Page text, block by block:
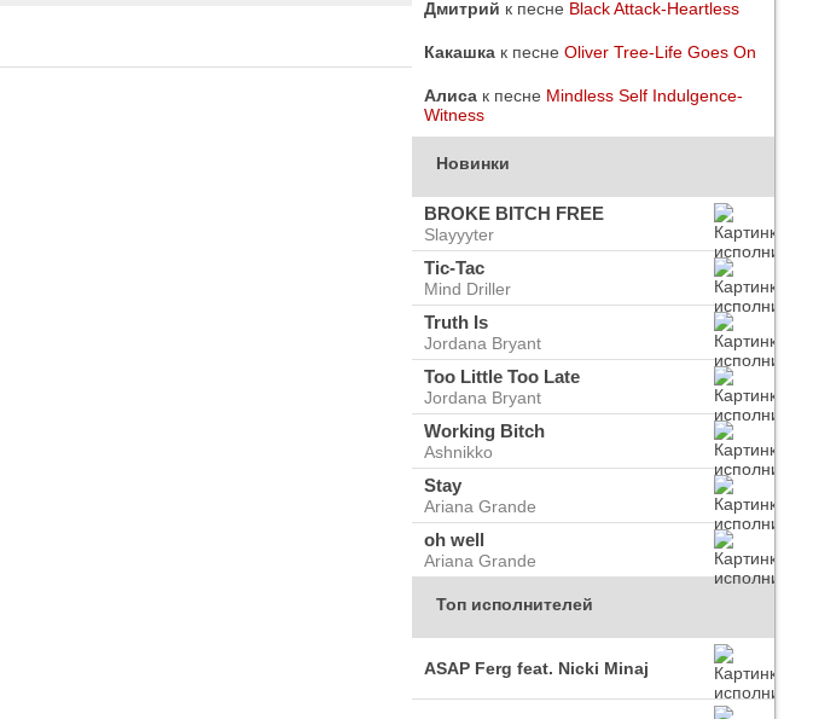
Дмитрий к песне Black Attack-Heartless
Какашка к песне Oliver Tree-Life Goes On
Алиса к песне Mindless Self Indulgence-
Witness
Новинки
BROKE BITCH FREE
Slayyyter
Tic-Tac
Mind Driller
Truth Is
Jordana Bryant
Too Little Too Late
Jordana Bryant
Working Bitch
Ashnikko
Stay
Ariana Grande
oh well
Ariana Grande
Топ исполнителей
ASAP Ferg feat. Nicki Minaj